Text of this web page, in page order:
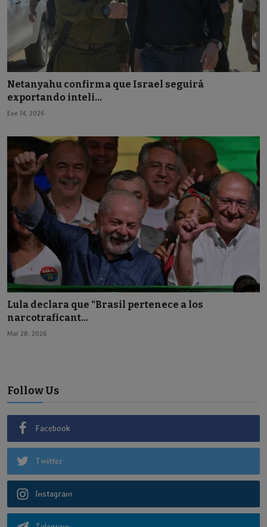
Netanyahu confirma que Israel seguirá
exportando inteli...
Ene 14, 2026
Lula declara que “Brasil pertenece a los
narcotraficant...
Mar 28, 2026
Follow Us
Facebook
Twitter
Instagram